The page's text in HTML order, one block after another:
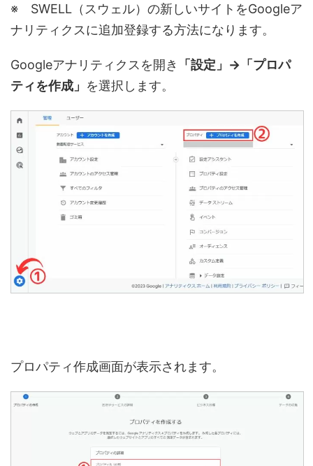
※ SWELL（スウェル）の新しいサイトをGoogleア
ナリティクスに追加登録する方法になります。
Googleアナリティクスを開き
「設定」→「プロパ
ティを作成」 を選択します。
プロパティ作成画面が表示されます。